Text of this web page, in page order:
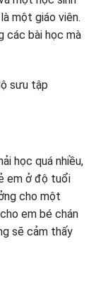
một giáo viên.
các bài học mà
học quá nhiều,
em ở độ tuổi
cho một
em bé chán
sẽ cảm thấy